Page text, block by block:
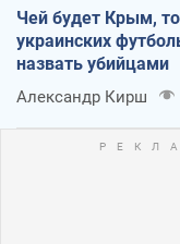
Чей будет Крым,
украинских
назвать убийцами
Александр Кирш